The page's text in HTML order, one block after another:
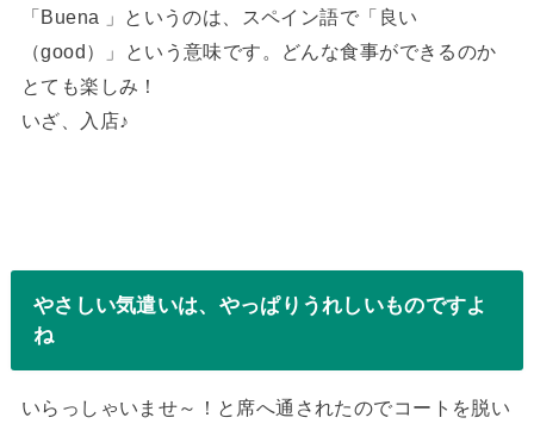
「Buena 」というのは、スペイン語で「良い
（good）」という意味です。どんな食事ができるのか
とても楽しみ！
いざ、入店♪
やさしい気遣いは、やっぱりうれしいものですよ
ね
いらっしゃいませ～！と席へ通されたのでコートを脱い